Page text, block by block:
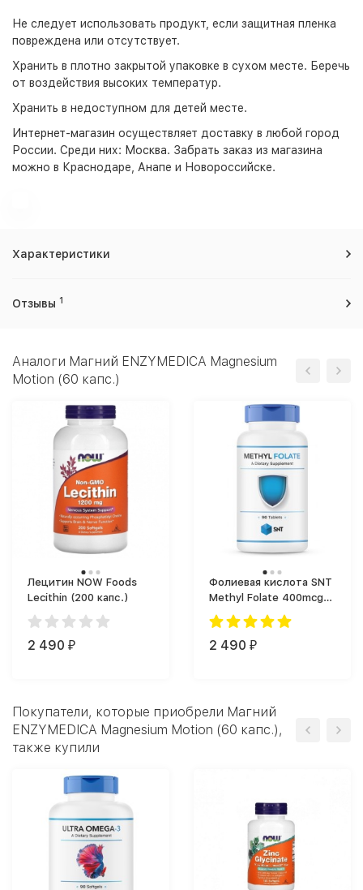
Не следует использовать продукт, если защитная пленка
повреждена или отсутствует.
Хранить в плотно закрытой упаковке в сухом месте. Беречь
от воздействия высоких температур.
Хранить в недоступном для детей месте.
Интернет-магазин осуществляет доставку в любой город
России. Среди них: Москва. Забрать заказ из магазина
можно в Краснодаре, Анапе и Новороссийске.
Характеристики
Отзывы 1
Аналоги Магний ENZYMEDICA Magnesium
Motion (60 капс.)
Лецитин NOW Foods
Lecithin (200 капс.)
2 490 ₽
Фолиевая кислота SNT
Methyl Folate 400mcg
(90)
2 490 ₽
Покупатели, которые приобрели Магний
ENZYMEDICA Magnesium Motion (60 капс.),
также купили